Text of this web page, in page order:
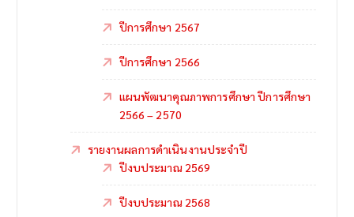
ปีการศึกษา 2567
ปีการศึกษา 2566
แผนพัฒนาคุณภาพการศึกษา ปีการศึกษา
2566 – 2570
รายงานผลการดำเนินงานประจำปี
ปีงบประมาณ 2569
ปีงบประมาณ 2568